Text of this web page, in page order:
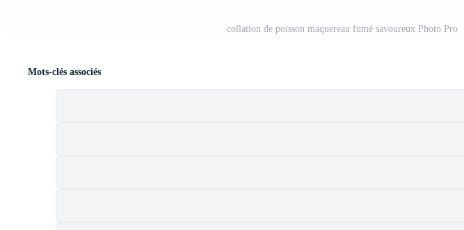
collation de poisson maquereau fumé savoureux Photo Pro
Mots-clés associés